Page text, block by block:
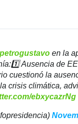
en la
Ausencia de
cuestionó la
crisis climática,
ebxycazrNg